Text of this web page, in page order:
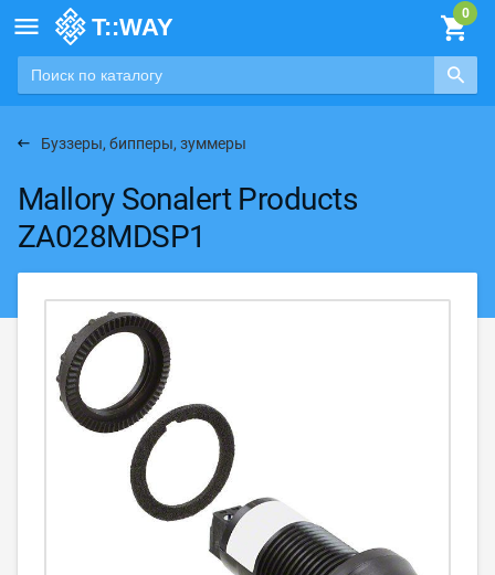

Буззеры, бипперы, зуммеры
Mallory Sonalert Products
ZA028MDSP1